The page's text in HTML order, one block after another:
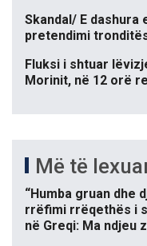
Skandal/ E dashura
pretendimi
Fluksi i shtuar
Morinit, në 12 orë
Më të
“Humba gruan dhe
rrëfimi rrëqethës i
në Greqi: Ma ndjeu